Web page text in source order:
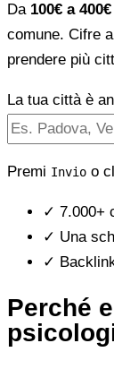
Da 100€ a
comune. Cifre
prendere più
La tua città è
Premi Invio o
✓ 7.000+
✓ Una
✓
Perché